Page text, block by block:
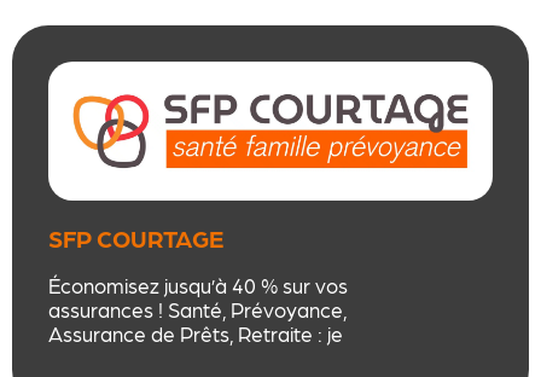
SFP COURTAGE
Économisez jusqu’à 40 % sur vos
assurances ! Santé, Prévoyance,
Assurance de Prêts, Retraite : je